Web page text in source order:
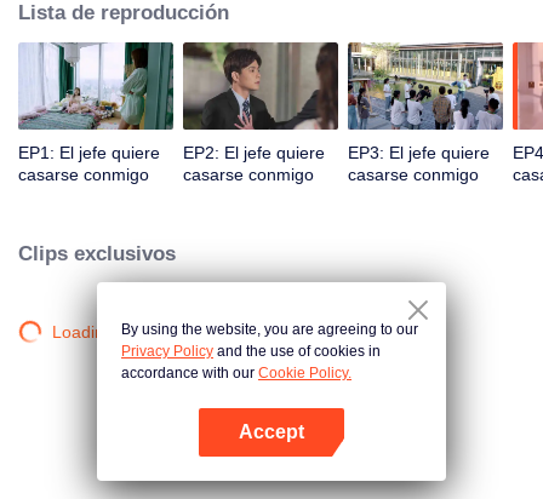
encuentro familiar o un encuentro calculado, los dos desarrollan un dulce
amor bajo diversas circunstancias.
Lista de reproducción
EP1: El jefe quiere
casarse conmigo
EP2: El jefe quiere
casarse conmigo
EP3: El jefe quiere
casarse conmigo
Clips exclusivos
Loading…By using the website, you are agreeing to our
Privacy Policy and the use of cookies in
accordance with our Cookie Policy.
Accept